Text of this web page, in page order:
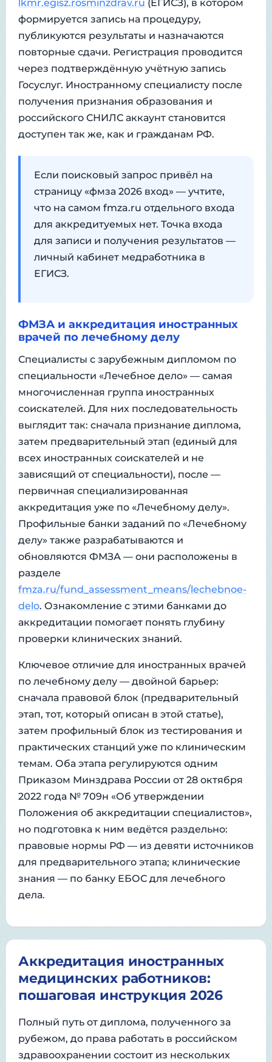
lkmr.egisz.rosminzdrav.ru (ЕГИСЗ), в котором
формируется запись на процедуру,
публикуются результаты и назначаются
повторные сдачи. Регистрация проводится
через подтверждённую учётную запись
Госуслуг. Иностранному специалисту после
получения признания образования и
российского СНИЛС аккаунт становится
доступен так же, как и гражданам РФ.
Если поисковый запрос привёл на
страницу «фмза 2026 вход» — учтите,
что на самом fmza.ru отдельного входа
для аккредитуемых нет. Точка входа
для записи и получения результатов —
личный кабинет медработника в
ЕГИСЗ.
ФМЗА и аккредитация иностранных
врачей по лечебному делу
Специалисты с зарубежным дипломом по
специальности «Лечебное дело» — самая
многочисленная группа иностранных
соискателей. Для них последовательность
выглядит так: сначала признание диплома,
затем предварительный этап (единый для
всех иностранных соискателей и не
зависящий от специальности), после —
первичная специализированная
аккредитация уже по «Лечебному делу».
Профильные банки заданий по «Лечебному
делу» также разрабатываются и
обновляются ФМЗА — они расположены в
разделе
fmza.ru/fund_assessment_means/lechebnoe-
delo. Ознакомление с этими банками до
аккредитации помогает понять глубину
проверки клинических знаний.
Ключевое отличие для иностранных врачей
по лечебному делу — двойной барьер:
сначала правовой блок (предварительный
этап, тот, который описан в этой статье),
затем профильный блок из тестирования и
практических станций уже по клиническим
темам. Оба этапа регулируются одним
Приказом Минздрава России от 28 октября
2022 года № 709н «Об утверждении
Положения об аккредитации специалистов»,
но подготовка к ним ведётся раздельно:
правовые нормы РФ — из девяти источников
для предварительного этапа; клинические
знания — по банку ЕБОС для лечебного
дела.
Аккредитация иностранных
медицинских работников:
пошаговая инструкция 2026
Полный путь от диплома, полученного за
рубежом, до права работать в российском
здравоохранении состоит из нескольких